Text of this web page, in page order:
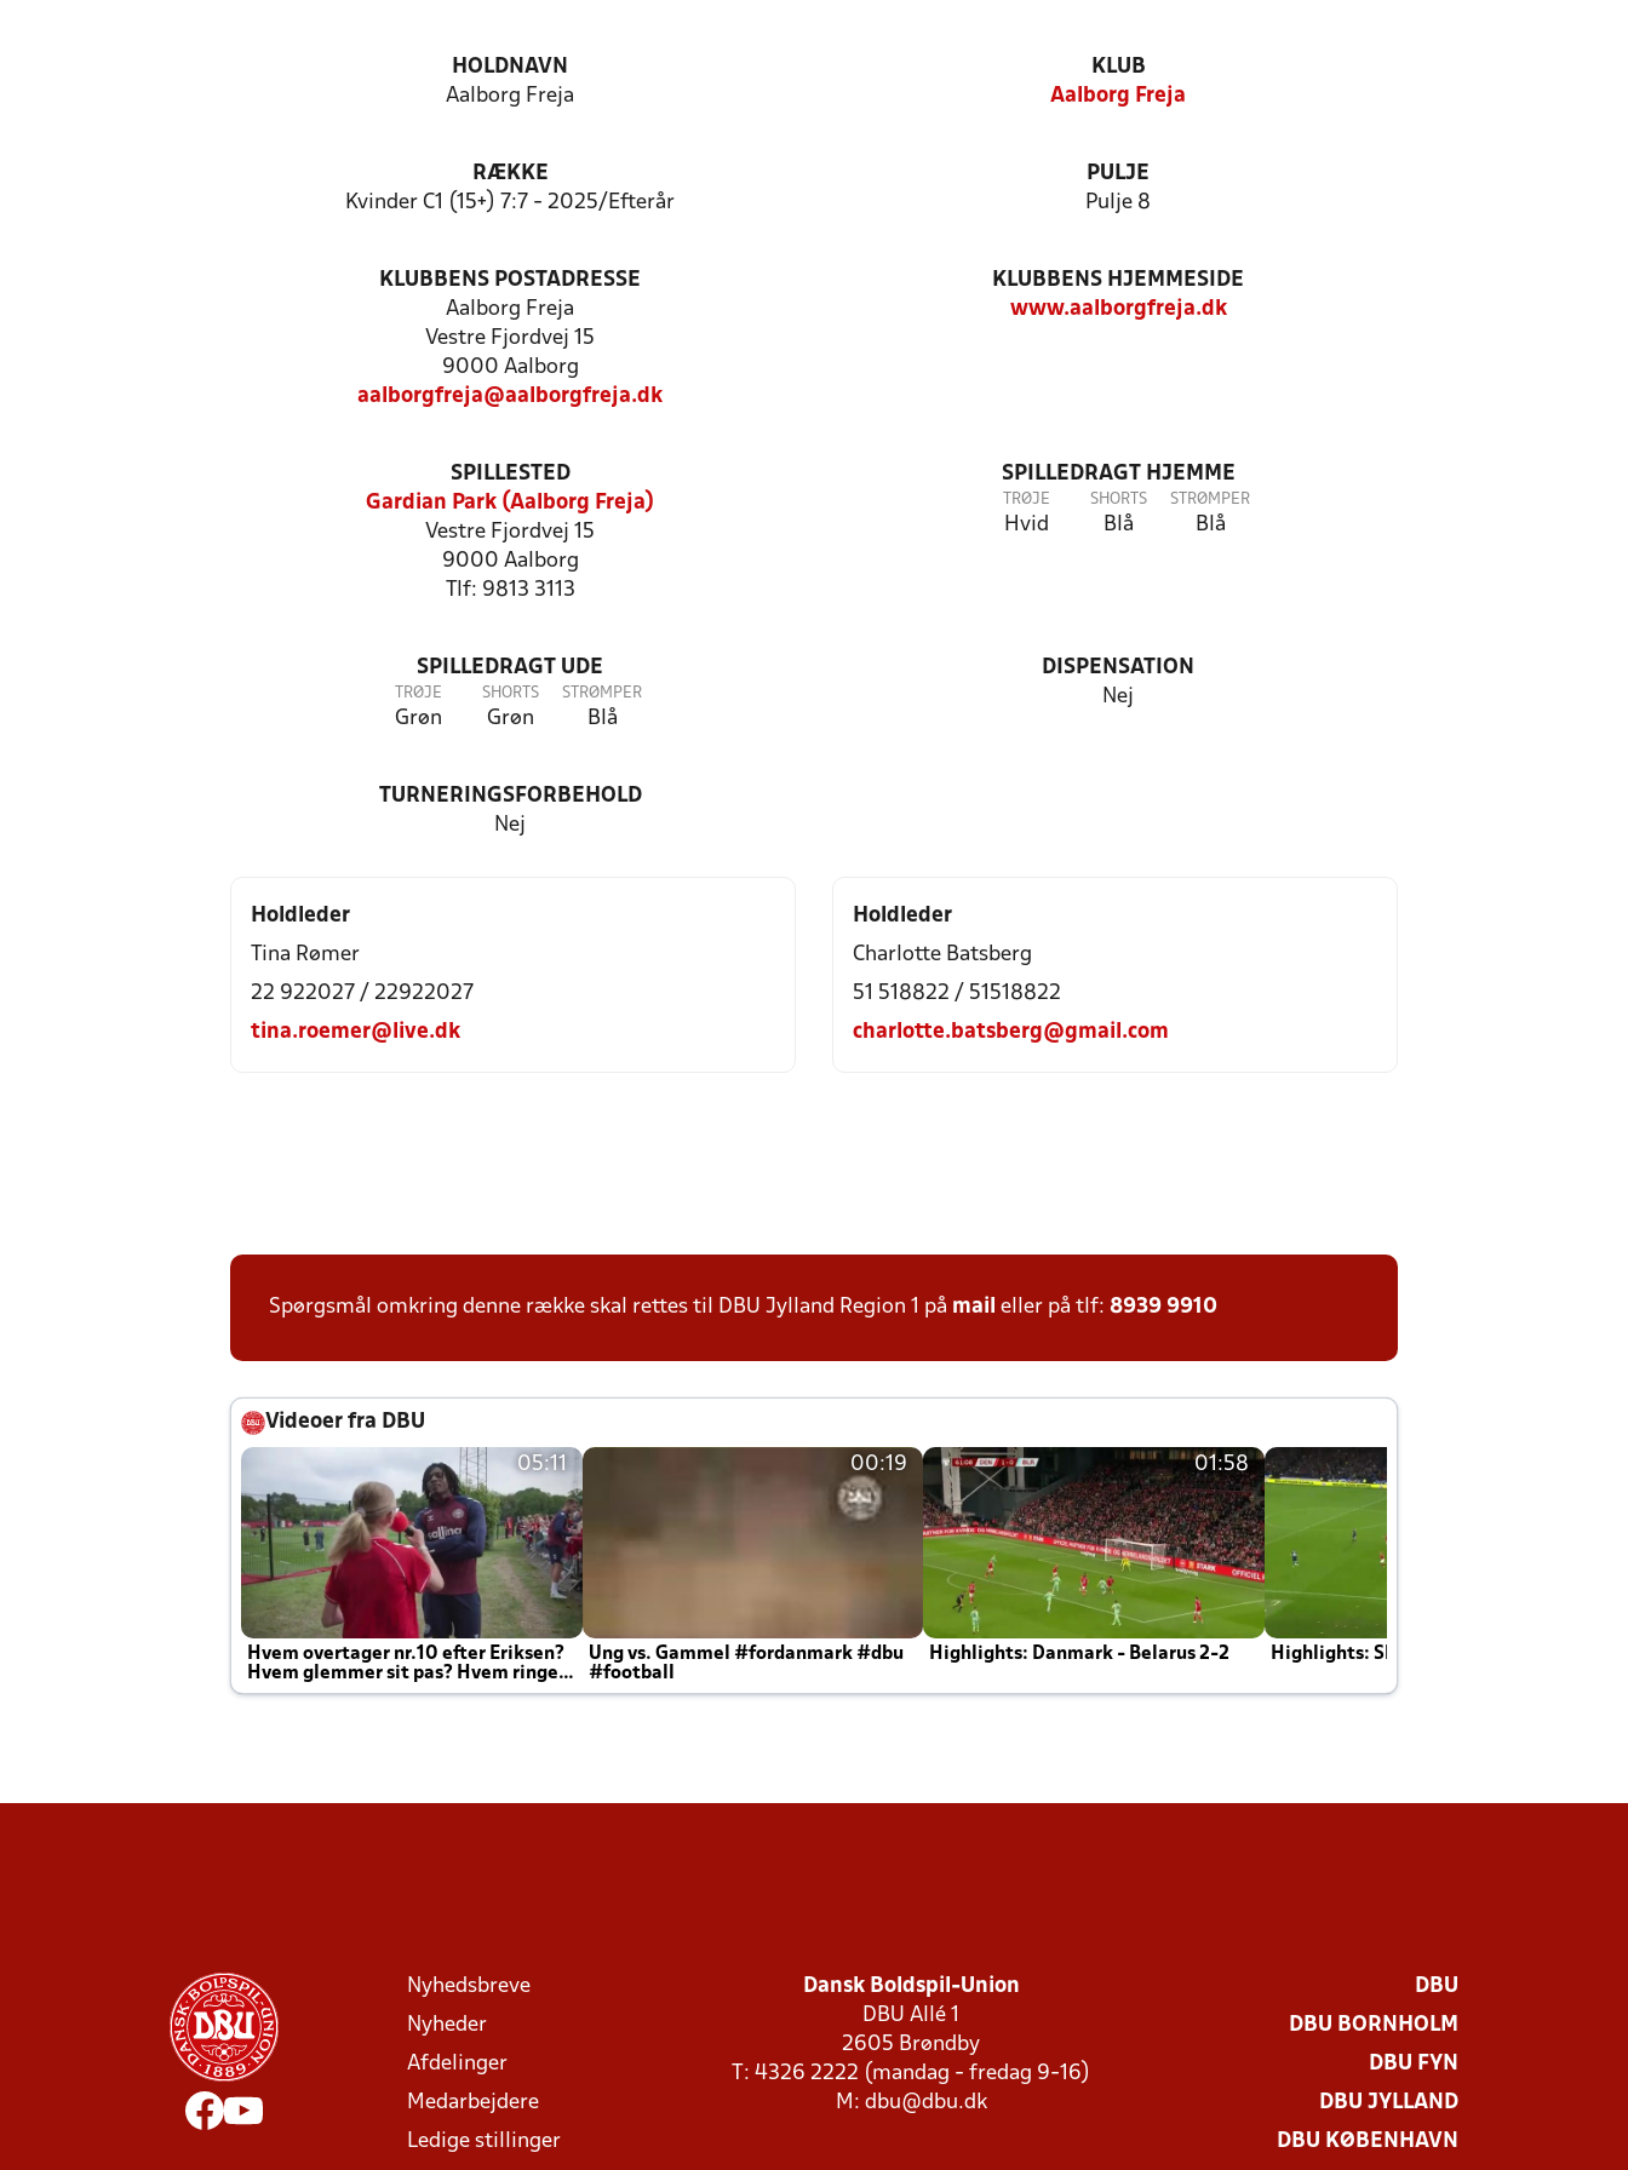
HOLDNAVN
Aalborg Freja
KLUB
Aalborg Freja
RÆKKE
Kvinder C1 (15+) 7:7 - 2025/Efterår
PULJE
Pulje 8
KLUBBENS POSTADRESSE
Aalborg Freja
Vestre Fjordvej 15
9000 Aalborg
aalborgfreja@aalborgfreja.dk
KLUBBENS HJEMMESIDE
www.aalborgfreja.dk
SPILLESTED
Gardian Park (Aalborg Freja)
Vestre Fjordvej 15
9000 Aalborg
Tlf: 9813 3113
SPILLEDRAGT HJEMME
TRØJE
Hvid
SHORTS
Blå
STRØMPER
Blå
SPILLEDRAGT UDE
TRØJE
Grøn
SHORTS
Grøn
STRØMPER
Blå
DISPENSATION
Nej
TURNERINGSFORBEHOLD
Nej
Holdleder
Tina Rømer
22 922027 / 22922027
tina.roemer@live.dk
Holdleder
Charlotte Batsberg
51 518822 / 51518822
charlotte.batsberg@gmail.com
Spørgsmål omkring denne række skal rettes til DBU Jylland Region 1 på mail eller på tlf: 8939 9910
Videoer fra DBU
05:11
Hvem overtager nr.10 efter Eriksen?
Hvem glemmer sit pas? Hvem ringer
Joachim altid til efter kampe?
00:19
Ung vs. Gammel #fordanmark #dbu
#football
01:58
Highlights: Danmark - Belarus 2-2 Highlights: Skotland - Danmark 4-2
Nyhedsbreve
Nyheder
Afdelinger
Medarbejdere
Ledige stillinger
Dansk Boldspil-Union
DBU Allé 1
2605 Brøndby
T: 4326 2222 (mandag - fredag 9-16)
M: dbu@dbu.dk
DBU
DBU BORNHOLM
DBU FYN
DBU JYLLAND
DBU KØBENHAVN